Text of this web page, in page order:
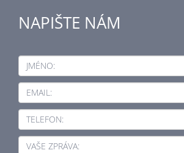
NAPIŠTE NÁM
JMÉNO:
EMAIL:
TELEFON:
VAŠE ZPRÁVA: